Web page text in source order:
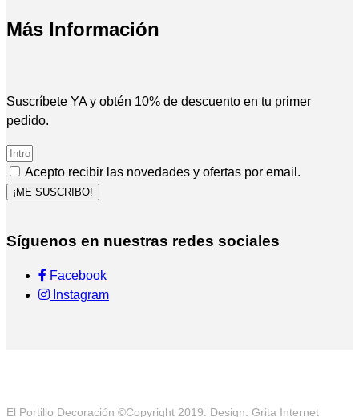
Más Información
Suscríbete YA y obtén 10% de descuento en tu primer
pedido.
Acepto recibir las novedades y ofertas por email.
¡ME SUSCRIBO!
Síguenos en nuestras redes sociales
Facebook
Instagram
El Portillo Decoración ©Copyright 2019. Design: Grita Internet